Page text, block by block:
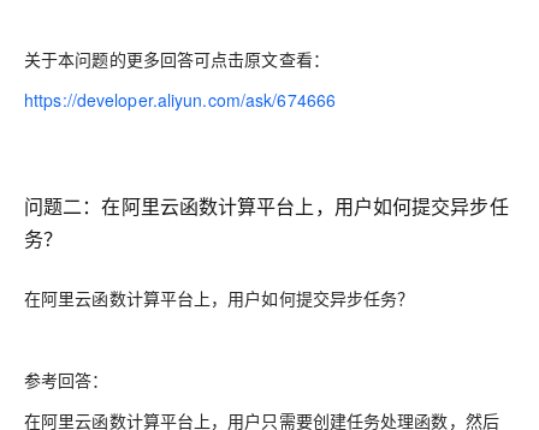
关于本问题的更多回答可点击原文查看：
https://developer.aliyun.com/ask/674666
问题二：在阿里云函数计算平台上，用户如何提交异步任
务？
在阿里云函数计算平台上，用户如何提交异步任务？
参考回答：
在阿里云函数计算平台上，用户只需要创建任务处理函数，然后